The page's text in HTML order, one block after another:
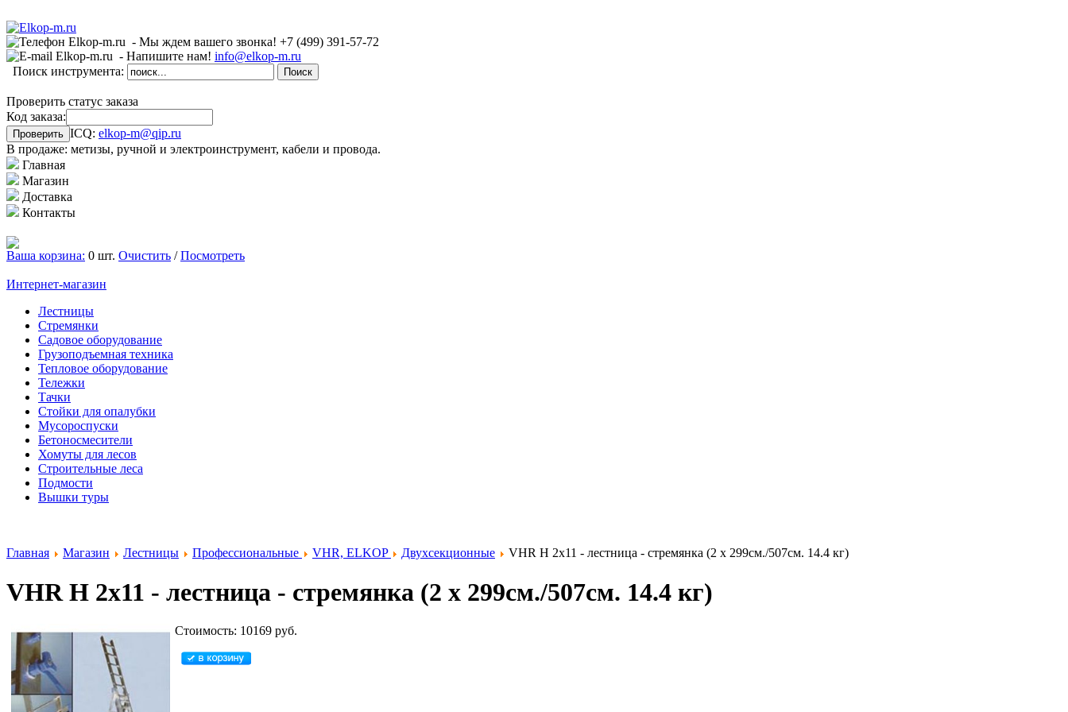
- Мы ждем вашего звонка! +7 (499) 391-57-72
- Напишите нам! info@elkop-m.ru
Поиск инструмента:
Проверить статус заказа
Код заказа:
ICQ: elkop-m@qip.ru
В продаже: метизы, ручной и электроинструмент, кабели и провода.
Главная
Магазин
Доставка
Контакты
Ваша корзина: 0 шт. Очистить /Посмотреть
Интернет-магазин
Лестницы
Стремянки
Садовое оборудование
Грузоподъемная техника
Тепловое оборудование
Тележки
Тачки
Стойки для опалубки
Мусороспуски
Бетоносмесители
Хомуты для лесов
Строительные леса
Подмости
Вышки туры
Главная Магазин Лестницы Профессиональные VHR, ELKOP Двухсекционные VHR H 2x11 - лестница - стремянка (2 х 299см./507см. 14.4 кг)
VHR H 2x11 - лестница - стремянка (2 х 299см./507см. 14.4 кг)
Стоимость: 10169 руб.